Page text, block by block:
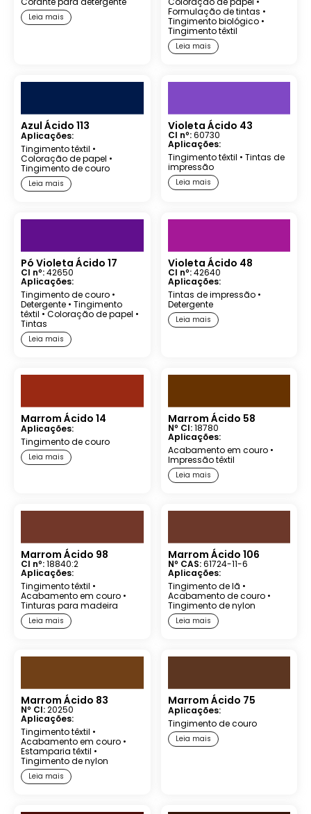
Leia mais
Formulação de tintas •
Tingimento biológico•
Tingimento têxtil
Leia mais
Azul Ácido 113
Aplicações:
Tingimento têxtil •
Coloração de papel •
Tingimento de couro
Leia mais
Violeta Ácido 43
CI nº:60730
Aplicações:
Tingimento têxtil • Tintas de
impressão
Leia mais
Pó Violeta Ácido 17
CI nº:42650
Aplicações:
Tingimento de couro •
Detergente • Tingimento
têxtil • Coloração de papel •
Tintas
Leia mais
Violeta Ácido 48
CI nº:42640
Aplicações:
Tintas de impressão•
Detergente
Leia mais
Marrom Ácido 14
Aplicações:
Tingimento de couro
Leia mais
Marrom Ácido 58
Nº CI:18780
Aplicações:
Acabamento em couro•
Impressão têxtil
Leia mais
Marrom Ácido 98
CI nº:18840:2
Aplicações:
Tingimento têxtil •
Acabamento em couro •
Tinturas para madeira
Leia mais
Marrom Ácido 106
Nº CAS:61724-11-6
Aplicações:
Tingimento de lã •
Acabamento de couro•
Tingimento de nylon
Leia mais
Marrom Ácido 83
Nº CI:20250
Aplicações:
Tingimento têxtil •
Acabamento em couro •
Estamparia têxtil •
Tingimento de nylon
Leia mais
Marrom Ácido 75
Aplicações:
Tingimento de couro
Leia mais